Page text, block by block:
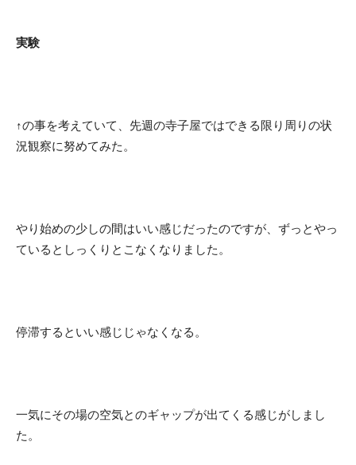
実験
↑の事を考えていて、先週の寺子屋ではできる限り周りの状
況観察に努めてみた。
やり始めの少しの間はいい感じだったのですが、ずっとやっ
ているとしっくりとこなくなりました。
停滞するといい感じじゃなくなる。
一気にその場の空気とのギャップが出てくる感じがしまし
た。